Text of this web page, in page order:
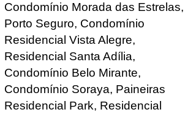
Condomínio Morada das Estrelas,
Porto Seguro, Condomínio
Residencial Vista Alegre,
Residencial Santa Adília,
Condomínio Belo Mirante,
Condomínio Soraya, Paineiras
Residencial Park, Residencial